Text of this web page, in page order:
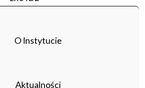
O Instytucie
Aktualności